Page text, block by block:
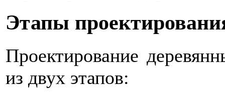
Этапы
Проектирование
из двух этапов: